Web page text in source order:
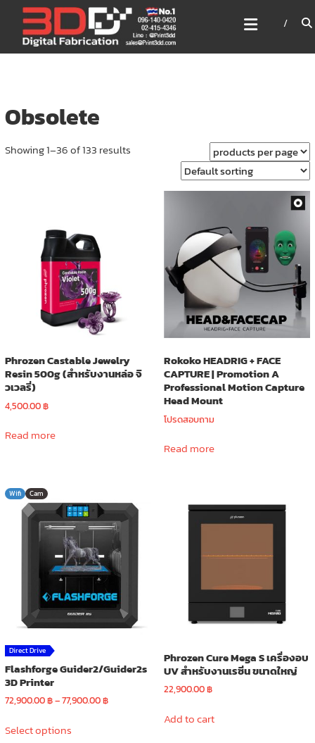
content
3DD DIGITAL FABRICATION
เครื่องพิมพ์3มิติ สแกนเนอร์
เลเซอร์
Obsolete
Showing 1–36 of 133 results
Phrozen Castable Jewelry
Resin 500g (สำหรับงานหล่อ จิ
วเวลรี่)
4,500.00฿
Read more
Rokoko HEADRIG + FACE
CAPTURE | Promotion A
Professional Motion Capture
Head Mount
โปรดสอบถาม
Read more
Wifi Cam
Direct Drive
Flashforge Guider2/Guider2s
3D Printer
72,900.00฿–77,900.00฿Price
Select optionsproduct
Phrozen Cure Mega S เครื่องอบ
UV สำหรับงานเรซิ่น ขนาดใหญ่
22,900.00฿
Add to cart